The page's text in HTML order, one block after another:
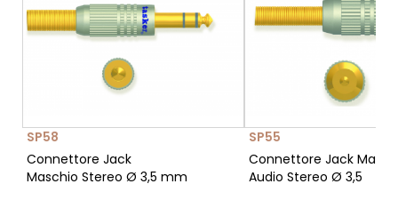
SP58
Connettore Jack
Maschio Stereo Ø 3,5 mm
SP55
Connettore Jack
Audio Stereo Ø 3,5